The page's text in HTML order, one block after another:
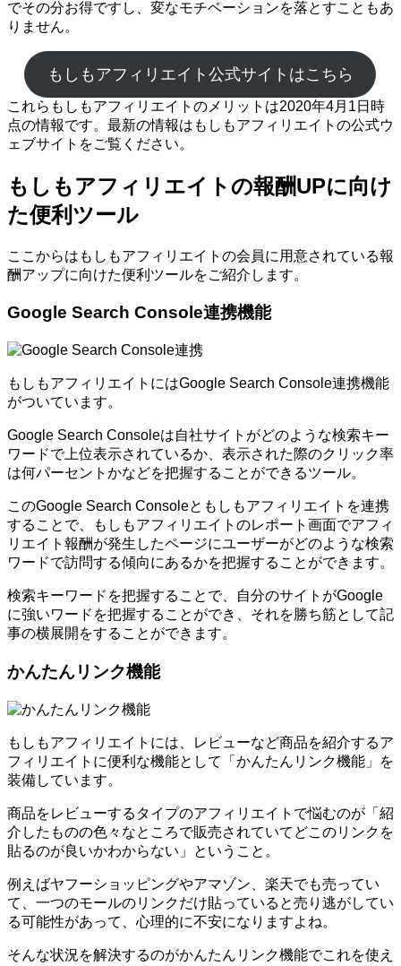
でその分お得ですし、変なモチベーションを落とすこともあ
りません。
もしもアフィリエイト公式サイトはこちら
これらもしもアフィリエイトのメリットは2020年4月1日時
点の情報です。最新の情報はもしもアフィリエイトの公式ウ
ェブサイトをご覧ください。
もしもアフィリエイトの報酬UPに向け
た便利ツール
ここからはもしもアフィリエイトの会員に用意されている報
酬アップに向けた便利ツールをご紹介します。
Google Search Console連携機能
もしもアフィリエイトにはGoogle Search Console連携機能
がついています。
Google Search Consoleは自社サイトがどのような検索キー
ワードで上位表示されているか、表示された際のクリック率
は何パーセントかなどを把握することができるツール。
このGoogle Search Consoleともしもアフィリエイトを連携
することで、もしもアフィリエイトのレポート画面でアフィ
リエイト報酬が発生したページにユーザーがどのような検索
ワードで訪問する傾向にあるかを把握することができます。
検索キーワードを把握することで、自分のサイトがGoogle
に強いワードを把握することができ、それを勝ち筋として記
事の横展開をすることができます。
かんたんリンク機能
もしもアフィリエイトには、レビューなど商品を紹介するア
フィリエイトに便利な機能として「かんたんリンク機能」を
装備しています。
商品をレビューするタイプのアフィリエイトで悩むのが「紹
介したものの色々なところで販売されていてどこのリンクを
貼るのが良いかわからない」ということ。
例えばヤフーショッピングやアマゾン、楽天でも売ってい
て、一つのモールのリンクだけ貼っていると売り逃がしてい
る可能性があって、心理的に不安になりますよね。
そんな状況を解決するのがかんたんリンク機能でこれを使え